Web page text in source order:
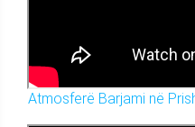
Atmosferë Barjami në